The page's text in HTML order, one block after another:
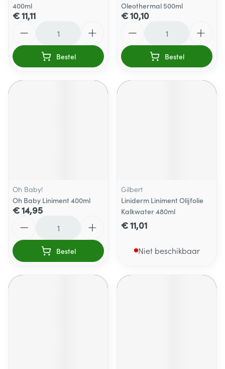
400ml
€ 11,11
Bestel
Oleothermal 500ml
€ 10,10
Bestel
Oh Baby!
Oh Baby Liniment 400ml
€ 14,95
Bestel
Gilbert
Liniderm Liniment Olijfolie
Kalkwater 480ml
€ 11,01
Niet beschikbaar